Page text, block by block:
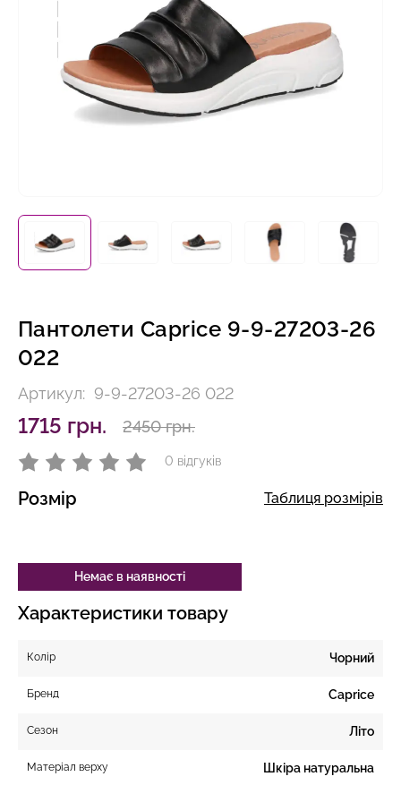
Пантолети Caprice 9-9-27203-26
022
Артикул: 9-9-27203-26 022
1715 грн. 2450 грн.
0 відгуків
Розмір Таблиця розмірів
Немає в наявності
Характеристики товару
Колір Чорний
Бренд Caprice
Сезон Літо
Матеріал верху Шкіра натуральна